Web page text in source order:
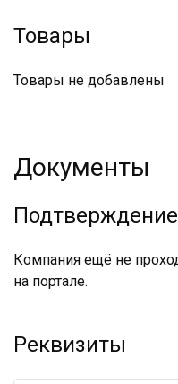
Товары
Товары не добавлены
Документы
Компания ещё не
на портале.
Реквизиты